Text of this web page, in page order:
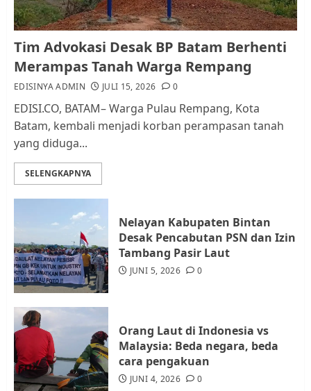
Kader Pajak jadi Penghubung
Pemerintah dan Masyarakat di
Lingkungan RT/RW
AGUSTUS 1, 2026
4
Warga Rempang Ajukan
Audiensi dengan Wali Kota
Tim Advokasi Desak BP Batam
Berhenti Merampas Tanah
Tim Advokasi Desak BP Batam Berhenti
Merampas Tanah Warga Rempang
EDISINYA ADMIN JULI 15, 2026 0
EDISI.CO, BATAM– Warga Pulau Rempang, Kota
Batam, kembali menjadi korban perampasan tanah
yang diduga...
SELENGKAPNYA
Nelayan Kabupaten Bintan
Desak Pencabutan PSN dan Izin
Tambang Pasir Laut
JUNI 5, 2026 0
Orang Laut di Indonesia vs
Malaysia: Beda negara, beda
cara pengakuan
JUNI 4, 2026 0